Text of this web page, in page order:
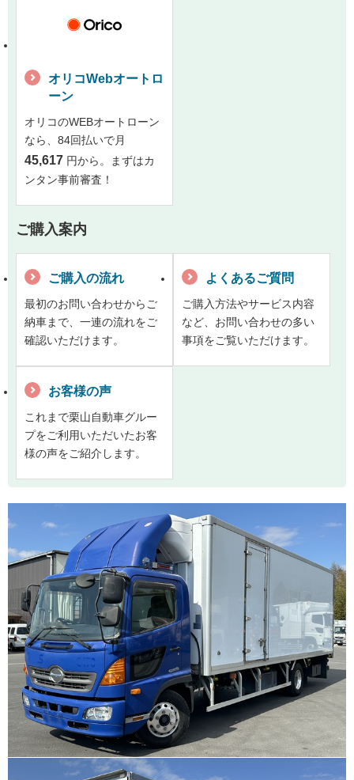
オリコWebオートロ
ーン
オリコのWEBオートローン
なら、84回払いで月
45,617 円から。まずはカ
ンタン事前審査！
ご購入案内
ご購入の流れ
最初のお問い合わせからご
納車まで、一連の流れをご
確認いただけます。
よくあるご質問
ご購入方法やサービス内容
など、お問い合わせの多い
事項をご覧いただけます。
お客様の声
これまで栗山自動車グルー
プをご利用いただいたお客
様の声をご紹介します。